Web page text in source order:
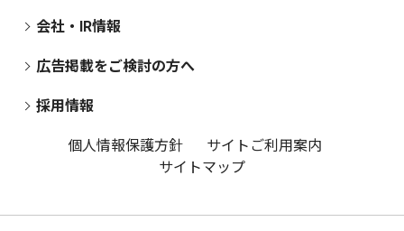
会社・IR情報
広告掲載をご検討の方へ
採用情報
個人情報保護方針
サイトご利用案内
サイトマップ